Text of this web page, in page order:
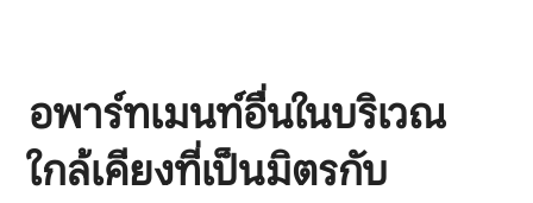
อพาร์ทเมนท์อื่นในบริเวณ
ใกล้เคียงที่เป็นมิตรกับ